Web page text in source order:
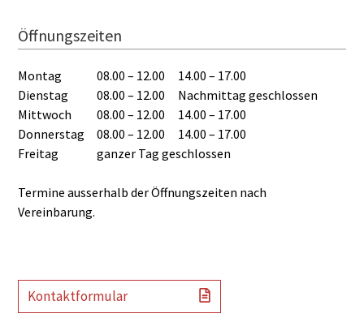
Öffnungszeiten
Montag 08.00 – 12.00
14.00 – 17.00
Dienstag
08.00 – 12.00
Nachmittag geschlossen
Mittwoch
08.00 – 12.00
14.00 – 17.00
Donnerstag
08.00 – 12.00
14.00 – 17.00
Freitag
ganzer Tag geschlossen
Termine ausserhalb der Öffnungszeiten nach
Vereinbarung.
Kontaktformular